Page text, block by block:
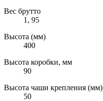
Вес брутто
1, 95
Высота (мм)
400
Высота коробки, мм
90
Высота чаши крепления (мм)
50